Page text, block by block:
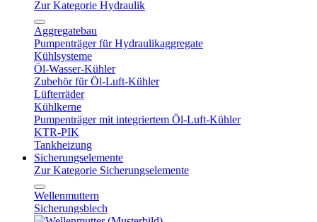
Zur Kategorie Hydraulik
Aggregatebau
Pumpenträger für Hydraulikaggregate
Kühlsysteme
Öl-Wasser-Kühler
Zubehör für Öl-Luft-Kühler
Lüfterräder
Kühlkerne
Pumpenträger mit integriertem Öl-Luft-Kühler
KTR-PIK
Tankheizung
Sicherungselemente
Zur Kategorie Sicherungselemente
Wellenmuttern
Sicherungsblech